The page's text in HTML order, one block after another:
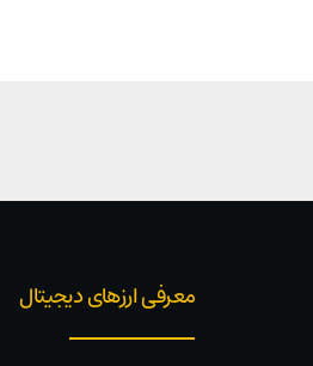
معرفی ارزهای دیجیتال